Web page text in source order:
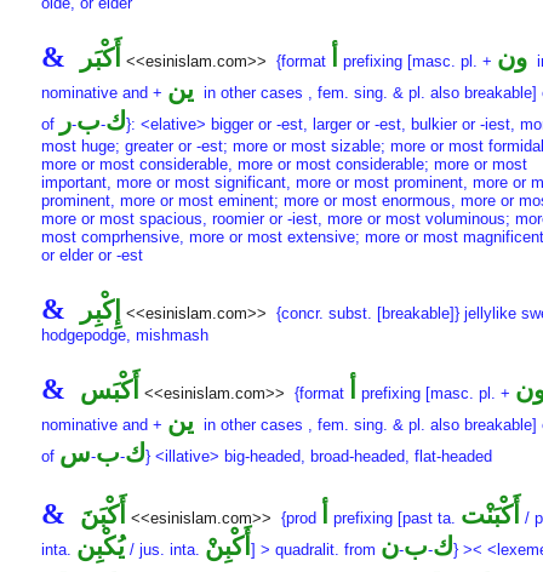
& أَكْبَر <<esinislam.com>> {format prefixing [masc. pl. + ون
nominative and + ين in other cases , fem. sing. & pl. also breakable]
of
ك-ب-ر
}: <elative> bigger or -est, larger or -est, bulkier or -iest,
most huge; greater or -est; more or most sizable; more or most
more or most considerable, more or most considerable; more or most
important, more or most significant, more or most prominent, more or
prominent, more or most eminent; more or most enormous, more or
more or most spacious, roomier or -iest, more or most voluminous;
most comprhensive, more or most extensive; more or most
or elder or -est
& إِكْبِر <<esinislam.com>> {concr. subst. [breakable]} jellylike
hodgepodge, mishmash
& أَكْبَس <<esinislam.com>> {format prefixing [masc. pl. +
nominative and + ين in other cases , fem. sing. & pl. also breakable]
of
ك-ب-س } <illative> big-headed, broad-headed, flat-headed
& أَكْبَنَ <<esinislam.com>> {prod prefixing [past ta. أَكْبَنْت /
inta. يُكْبِن / jus. inta. أَكْبِنْ ] > quadralit. from ك-ب-ن
} ><